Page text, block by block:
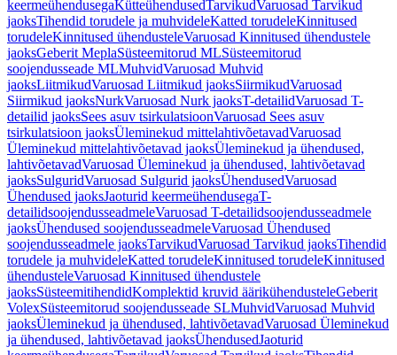
keermeühendusegaKütteühendusedTarvikudVaruosad Tarvikud
jaoksTihendid torudele ja muhvideleKatted torudeleKinnitused
torudeleKinnitused ühendusteleVaruosad Kinnitused ühendustele
jaoksGeberit MeplaSüsteemitorud MLSüsteemitorud
soojendusseade MLMuhvidVaruosad Muhvid
jaoksLiitmikudVaruosad Liitmikud jaoksSiirmikudVaruosad
Siirmikud jaoksNurkVaruosad Nurk jaoksT-detailidVaruosad T-
detailid jaoksSees asuv tsirkulatsioonVaruosad Sees asuv
tsirkulatsioon jaoksÜleminekud mittelahtivõetavadVaruosad
Üleminekud mittelahtivõetavad jaoksÜleminekud ja ühendused,
lahtivõetavadVaruosad Üleminekud ja ühendused, lahtivõetavad
jaoksSulguridVaruosad Sulgurid jaoksÜhendusedVaruosad
Ühendused jaoksJaoturid keermeühendusegaT-
detailidsoojendusseadmeleVaruosad T-detailidsoojendusseadmele
jaoksÜhendused soojendusseadmeleVaruosad Ühendused
soojendusseadmele jaoksTarvikudVaruosad Tarvikud jaoksTihendid
torudele ja muhvideleKatted torudeleKinnitused torudeleKinnitused
ühendusteleVaruosad Kinnitused ühendustele
jaoksSüsteemitihendidKomplektid kruvid äärikühendusteleGeberit
VolexSüsteemitorud soojendusseade SLMuhvidVaruosad Muhvid
jaoksÜleminekud ja ühendused, lahtivõetavadVaruosad Üleminekud
ja ühendused, lahtivõetavad jaoksÜhendusedJaoturid